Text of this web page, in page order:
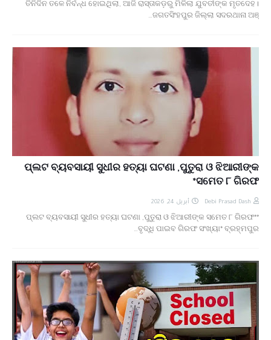
ତିନିଦିନ ତଳେ ନିର୍ବନ୍ଧ ହୋଇଥିଲା, ଆଜି ରାସ୍ତାକଡ଼ରୁ ମିଳିଲା ଯୁବତୀଙ୍କ ମୃତଦେହ।
ଜଗତସିଂହପୁର ଜିଲ୍ଲା ସଦରଥାନା ଅଞ୍…
ପ୍ଲଟ ବ୍ୟବସାୟୀ ସୁଧୀର ହତ୍ୟା ଘଟଣା ,ପୁତୁରା ଓ ଝିଆରୀଙ୍କ
ସମେତ ୮ ଗିରଫ*
Debi Prasad Dash أبريل 24, 2026
*ପ୍ଲଟ ବ୍ୟବସାୟୀ ସୁଧୀର ହତ୍ୟା ଘଟଣା ,ପୁତୁରା ଓ ଝିଆରୀଙ୍କ ସମେତ ୮ ଗିରଫ*
ବୃଦ୍ଧି ପାଇବ ଗିରଫ ସଂଖ୍ୟା* ବ୍ରହ୍ମପୁର…